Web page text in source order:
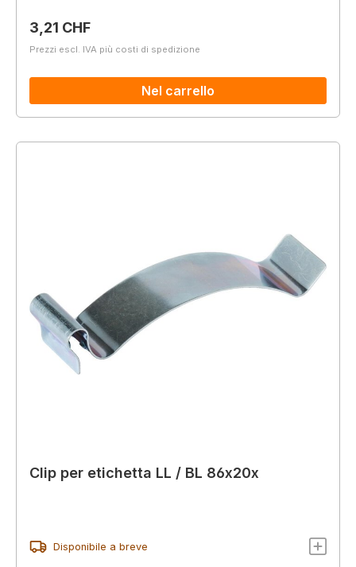
Prezzo normale:
3,21 CHF
Prezzi escl. IVA più costi di spedizione
Nel carrello
Clip per etichetta LL / BL 86x20x
Disponibile a breve